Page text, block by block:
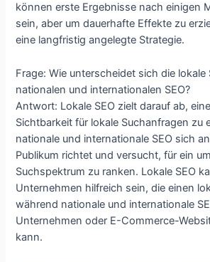
können erste Ergebnisse nach einigen
sein, aber um dauerhafte Effekte zu
eine langfristig angelegte Strategie.
Frage: Wie unterscheidet sich die lokale
nationalen und internationalen SEO?
Antwort: Lokale SEO zielt darauf ab,
Sichtbarkeit für lokale Suchanfragen zu
nationale und internationale SEO sich
Publikum richtet und versucht, für ein
Suchspektrum zu ranken. Lokale SEO
Unternehmen hilfreich sein, die einen
während nationale und internationale
Unternehmen oder E-Commerce-
kann.